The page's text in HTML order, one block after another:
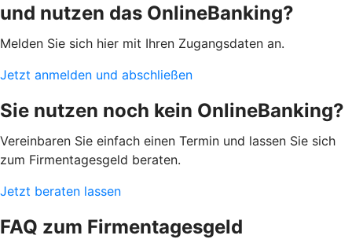
und nutzen das OnlineBanking?
Melden Sie sich hier mit Ihren Zugangsdaten an.
Jetzt anmelden und abschließen
Sie nutzen noch kein OnlineBanking?
Vereinbaren Sie einfach einen Termin und lassen Sie sich
zum Firmentagesgeld beraten.
Jetzt beraten lassen
FAQ zum Firmentagesgeld